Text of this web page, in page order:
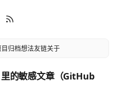
归档想法友链关于
的敏感文章（GitHub